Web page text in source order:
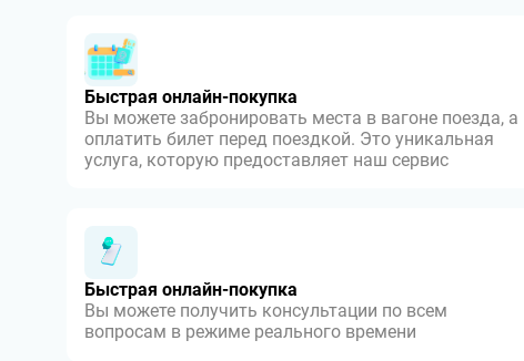
Быстрая онлайн-покупка
Вы можете забронировать места в вагоне поезда, а
оплатить билет перед поездкой. Это уникальная
услуга, которую предоставляет наш сервис
Быстрая онлайн-покупка
Вы можете получить консультации по всем
вопросам в режиме реального времени